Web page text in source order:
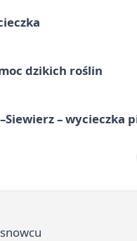
dzikich roślin
– wycieczka